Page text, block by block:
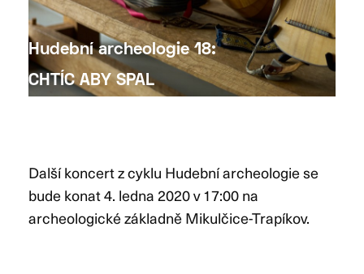
Hudební archeologie 18:
CHTÍC ABY SPAL
Další koncert z cyklu Hudební archeologie se
bude konat 4. ledna 2020 v 17:00 na
archeologické základně Mikulčice-Trapíkov.